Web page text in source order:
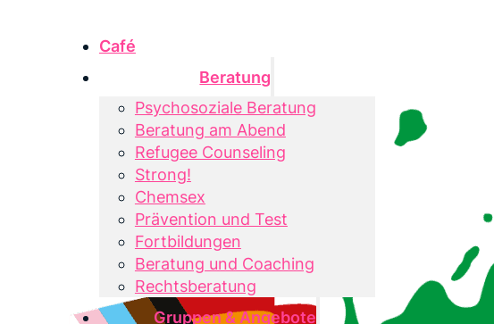
Café
Beratung
Psychosoziale Beratung
Beratung am Abend
Refugee Counseling
Strong!
Chemsex
Prävention und Test
Fortbildungen
Beratung und Coaching
Rechtsberatung
Gruppen & Angebote